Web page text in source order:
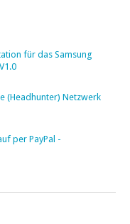
für das Samsung
(Headhunter) Netzwerk
per PayPal -